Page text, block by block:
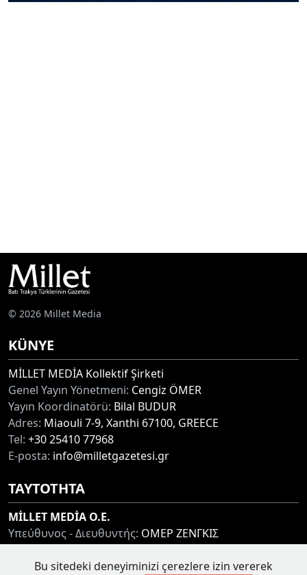
© 2026 Millet Media
KÜNYE
MİLLET MEDİA Kollektif Şirketi
Genel Yayın Yönetmeni: Cengiz ÖMER
Yayın Koordinatörü: Bilal BUDUR
Adres: Miaouli 7-9, Xanthi 67100, GREECE
Tel: +30 25410 77968
E-posta: info@milletgazetesi.gr
ΤΑΥΤΟΤΗΤΑ
MİLLET MEDİA O.E.
Υπεύθυνος - Διευθυντής: ΟΜΕΡ ΖΕΝΓΚΙΣ
Διεύθυνση:ΜΙΑΟΥΛΗ 7-9, ΞΑΝΘΗ 67100
Bu sitedeki deneyiminizi çerezlere izin vererek